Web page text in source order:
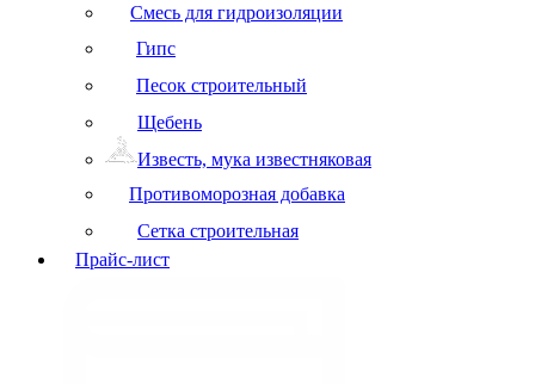
Смесь для гидроизоляции
Гипс
Песок строительный
Щебень
Известь, мука известняковая
Противоморозная добавка
Сетка строительная
Прайс-лист